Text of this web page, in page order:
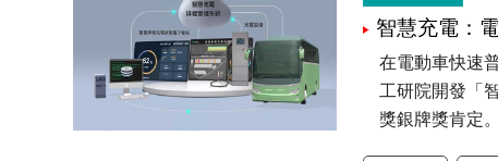
智慧充電：
在電動車快速
工研院開發「
獎銀牌獎肯定。